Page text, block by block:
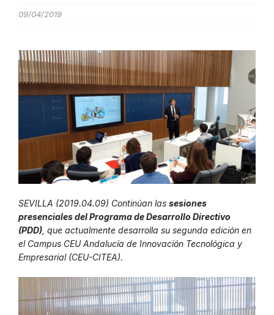
09/04/2019
SEVILLA (2019.04.09) Continúan las sesiones
presenciales del Programa de Desarrollo Directivo
(PDD) , que actualmente desarrolla su segunda edición en
el Campus CEU Andalucía de Innovación Tecnológica y
Empresarial (CEU-CITEA).